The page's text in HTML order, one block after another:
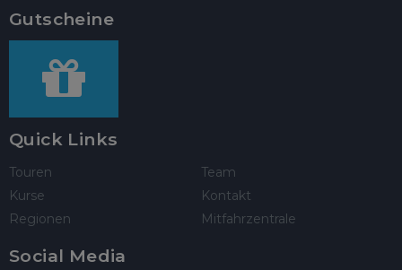
Gutscheine
Quick Links
Touren
Kurse
Regionen
Team
Kontakt
Mitfahrzentrale
Social Media